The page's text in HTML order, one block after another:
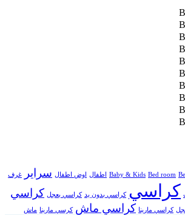
Baby & Kids Bed room اطفال اوض اطفال سراير غرف
كراسي كراسي بدون يد كراسي بعجل كراسي
كراسي مارينا كراسي ماش كرسي مارينا ماش